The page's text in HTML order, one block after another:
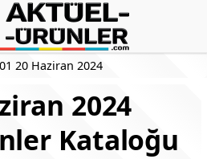
20 Haziran 2024
2024
Kataloğu